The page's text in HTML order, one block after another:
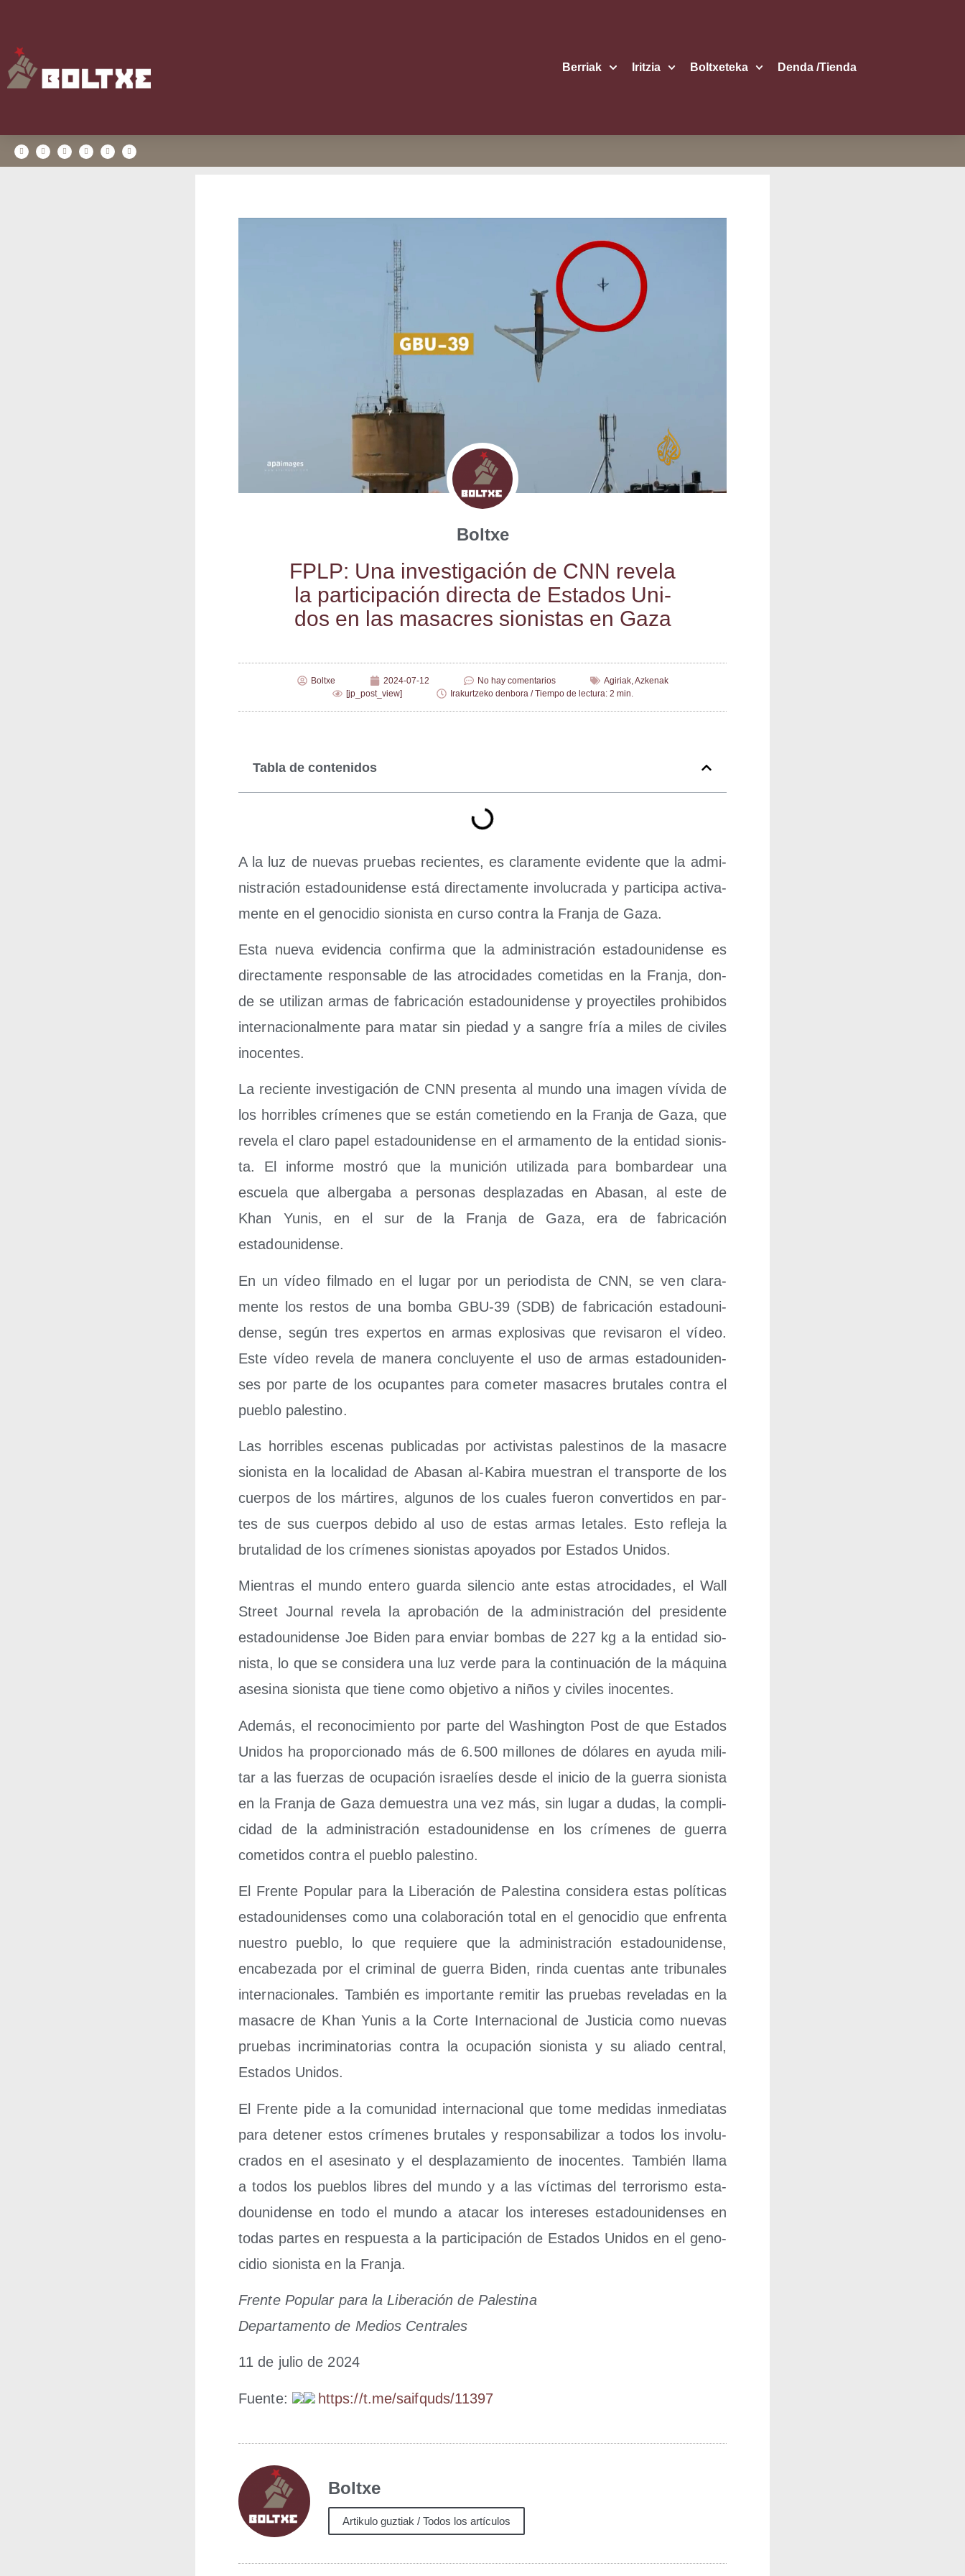
Berriak Iritzia Boltxe­te­ka Den­da /​Tien­da
Boltxe
FPLP: Una inves­ti­ga­ción de CNN reve­la
la par­ti­ci­pa­ción direc­ta de Esta­dos Uni­
dos en las masa­cres sio­nis­tas en Gaza
Boltxe 2024-07-12 No hay comentarios Agiriak, Azkenak
[jp_post_view]
Irakurtzeko denbora / Tiempo de lectura: 2 min.
Tabla de contenidos
A la luz de nue­vas prue­bas recien­tes, es cla­ra­men­te evi­den­te que la admi­
nis­tra­ción esta­dou­ni­den­se está direc­ta­men­te invo­lu­cra­da y par­ti­ci­pa acti­va­
men­te en el geno­ci­dio sio­nis­ta en cur­so con­tra la Fran­ja de Gaza.
Esta nue­va evi­den­cia con­fir­ma que la admi­nis­tra­ción esta­dou­ni­den­se es
direc­ta­men­te res­pon­sa­ble de las atro­ci­da­des come­ti­das en la Fran­ja, don­
de se uti­li­zan armas de fabri­ca­ción esta­dou­ni­den­se y pro­yec­ti­les prohi­bi­dos
inter­na­cio­nal­men­te para matar sin pie­dad y a san­gre fría a miles de civi­les
inocentes.
La recien­te inves­ti­ga­ción de CNN pre­sen­ta al mun­do una ima­gen vívi­da de
los horri­bles crí­me­nes que se están come­tien­do en la Fran­ja de Gaza, que
reve­la el cla­ro papel esta­dou­ni­den­se en el arma­men­to de la enti­dad sio­nis­
ta. El infor­me mos­tró que la muni­ción uti­li­za­da para bom­bar­dear una
escue­la que alber­ga­ba a per­so­nas des­pla­za­das en Aba­san, al este de
Khan Yunis, en el sur de la Fran­ja de Gaza, era de fabri­ca­ción
estadounidense.
En un vídeo fil­ma­do en el lugar por un perio­dis­ta de CNN, se ven cla­ra­
men­te los res­tos de una bom­ba GBU-39 (SDB) de fabri­ca­ción esta­dou­ni­
den­se, según tres exper­tos en armas explo­si­vas que revi­sa­ron el vídeo.
Este vídeo reve­la de mane­ra con­clu­yen­te el uso de armas esta­dou­ni­den­
ses por par­te de los ocu­pan­tes para come­ter masa­cres bru­ta­les con­tra el
pue­blo palestino.
Las horri­bles esce­nas publi­ca­das por acti­vis­tas pales­ti­nos de la masa­cre
sio­nis­ta en la loca­li­dad de Aba­san al-Kabi­ra mues­tran el trans­por­te de los
cuer­pos de los már­ti­res, algu­nos de los cua­les fue­ron con­ver­ti­dos en par­
tes de sus cuer­pos debi­do al uso de estas armas leta­les. Esto refle­ja la
bru­ta­li­dad de los crí­me­nes sio­nis­tas apo­ya­dos por Esta­dos Unidos.
Mien­tras el mun­do ente­ro guar­da silen­cio ante estas atro­ci­da­des, el Wall
Street Jour­nal reve­la la apro­ba­ción de la admi­nis­tra­ción del pre­si­den­te
esta­dou­ni­den­se Joe Biden para enviar bom­bas de 227 kg a la enti­dad sio­
nis­ta, lo que se con­si­de­ra una luz ver­de para la con­ti­nua­ción de la máqui­na
ase­si­na sio­nis­ta que tie­ne como obje­ti­vo a niños y civi­les inocentes.
Ade­más, el reco­no­ci­mien­to por par­te del Washing­ton Post de que Esta­dos
Uni­dos ha pro­por­cio­na­do más de 6.500 millo­nes de dóla­res en ayu­da mili­
tar a las fuer­zas de ocu­pa­ción israe­líes des­de el ini­cio de la gue­rra sio­nis­ta
en la Fran­ja de Gaza demues­tra una vez más, sin lugar a dudas, la com­pli­
ci­dad de la admi­nis­tra­ción esta­dou­ni­den­se en los crí­me­nes de gue­rra
come­ti­dos con­tra el pue­blo palestino.
El Fren­te Popu­lar para la Libe­ra­ción de Pales­ti­na con­si­de­ra estas polí­ti­cas
esta­dou­ni­den­ses como una cola­bo­ra­ción total en el geno­ci­dio que enfren­ta
nues­tro pue­blo, lo que requie­re que la admi­nis­tra­ción esta­dou­ni­den­se,
enca­be­za­da por el cri­mi­nal de gue­rra Biden, rin­da cuen­tas ante tri­bu­na­les
inter­na­cio­na­les. Tam­bién es impor­tan­te remi­tir las prue­bas reve­la­das en la
masa­cre de Khan Yunis a la Cor­te Inter­na­cio­nal de Jus­ti­cia como nue­vas
prue­bas incri­mi­na­to­rias con­tra la ocu­pa­ción sio­nis­ta y su alia­do cen­tral,
Esta­dos Unidos.
El Fren­te pide a la comu­ni­dad inter­na­cio­nal que tome medi­das inme­dia­tas
para dete­ner estos crí­me­nes bru­ta­les y res­pon­sa­bi­li­zar a todos los invo­lu­
cra­dos en el ase­si­na­to y el des­pla­za­mien­to de ino­cen­tes. Tam­bién lla­ma
a todos los pue­blos libres del mun­do y a las víc­ti­mas del terro­ris­mo esta­
dou­ni­den­se en todo el mun­do a ata­car los intere­ses esta­dou­ni­den­ses en
todas par­tes en res­pues­ta a la par­ti­ci­pa­ción de Esta­dos Uni­dos en el geno­
ci­dio sio­nis­ta en la Franja.
Fren­te Popu­lar para la Libe­ra­ción de Pales­ti­na
Depar­ta­men­to de Medios Centrales
11 de julio de 2024
Fuen­te: https://t.me/saifquds/11397
Boltxe
Artikulo guztiak / Todos los artículos